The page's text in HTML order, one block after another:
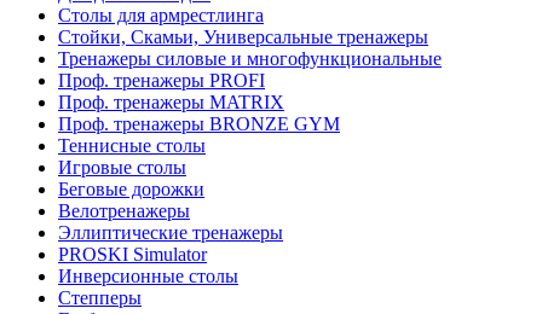
Столы для армрестлинга
Стойки, Скамьи, Универсальные тренажеры
Тренажеры силовые и многофункциональные
Проф. тренажеры PROFI
Проф. тренажеры MATRIX
Проф. тренажеры BRONZE GYM
Теннисные столы
Игровые столы
Беговые дорожки
Велотренажеры
Эллиптические тренажеры
PROSKI Simulator
Инверсионные столы
Степперы